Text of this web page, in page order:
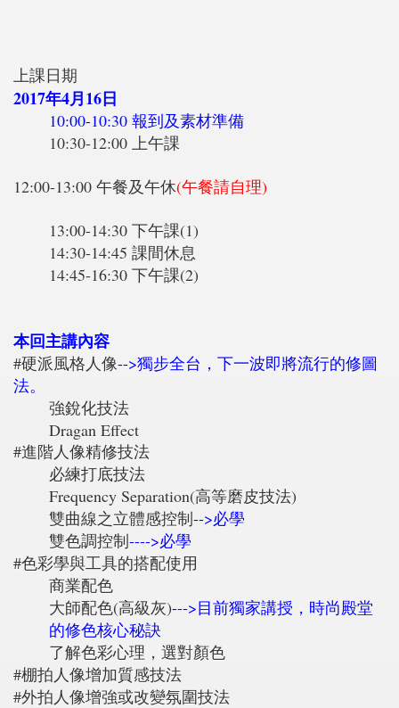
上課日期
2017年4月16日
10:00-10:30 報到及素材準備
10:30-12:00 上午課
12:00-13:00 午餐及午休(午餐請自理)
13:00-14:30 下午課(1)
14:30-14:45 課間休息
14:45-16:30 下午課(2)
本回主講內容
#硬派風格人像-->獨步全台，下一波即將流行的修圖
法。
強銳化技法
Dragan Effect
#進階人像精修技法
必練打底技法
Frequency Separation(高等磨皮技法)
雙曲線之立體感控制-->必學
雙色調控制---->必學
#色彩學與工具的搭配使用
商業配色
大師配色(高級灰)--->目前獨家講授，時尚殿堂
的修色核心秘訣
了解色彩心理，選對顏色
#棚拍人像增加質感技法
#外拍人像增強或改變氛圍技法